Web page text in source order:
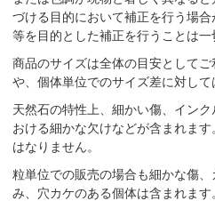
づける目的において補正を行う場
等を目的とした補正を行うことは一
商品のサイズは全体の目安として
や、個体単位でのサイズ差に対して
天然石の特性上、細かい傷、イン
おける細かな欠けなどが含まれま
はなりません。
粒単位での販売の場合も細かな傷
み、穴カケのある個体は含まれま